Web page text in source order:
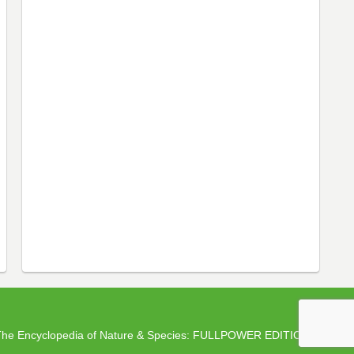
Encyclopedia of Nature & Species: FULLPOWER EDITION.